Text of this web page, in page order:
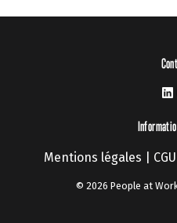
Mentions légales CGU
© 2026 People at